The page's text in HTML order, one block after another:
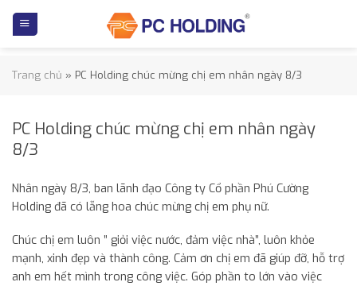
Trang chủ » PC Holding chúc mừng chị em nhân ngày 8/3
PC Holding chúc mừng chị em nhân ngày
8/3
Nhân ngày 8/3, ban lãnh đạo Công ty Cổ phần Phú Cường
Holding đã có lẵng hoa chúc mừng chị em phụ nữ.
Chúc chị em luôn ” giỏi việc nước, đảm việc nhà”, luôn khỏe
mạnh, xinh đẹp và thành công. Cảm ơn chị em đã giúp đỡ, hỗ trợ
anh em hết mình trong công việc. Góp phần to lớn vào việc